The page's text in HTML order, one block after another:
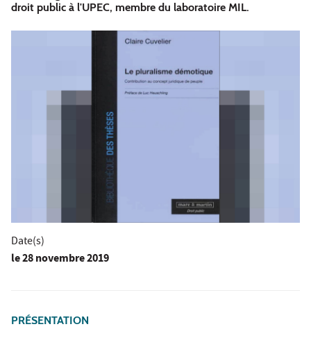
droit public à l'UPEC, membre du laboratoire MIL.
Date(s)
le28 novembre 2019
PRÉSENTATION